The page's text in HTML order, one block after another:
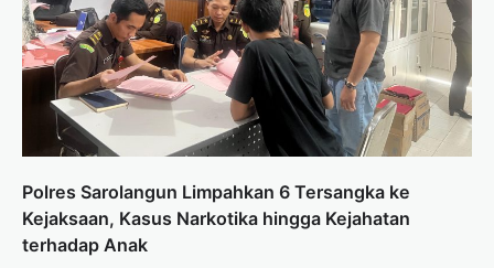
Polres Sarolangun Limpahkan 6 Tersangka ke
Kejaksaan, Kasus Narkotika hingga Kejahatan
terhadap Anak